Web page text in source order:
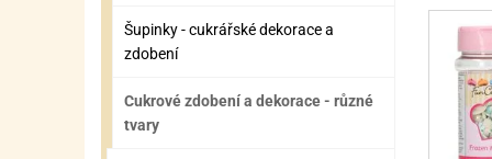
Šupinky - cukrářské dekorace a
zdobení
Cukrové zdobení a dekorace - různé
tvary